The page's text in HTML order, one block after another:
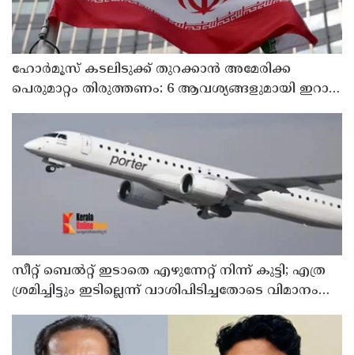
ഹോര്‍മൂസ് കടലിടുക്ക് തുറക്കാന്‍ അമേരിക്ക
പെരുമാറ്റം തിരുത്തണം: 6 ആവശ്യങ്ങളുമായി ഇറാന്‍
സീറ്റ് ബെല്‍റ്റ് ഇടാതെ എഴുന്നേറ്റ് നിന്ന് കുട്ടി; എത്ര
ശ്രമിച്ചിട്ടും ഇടില്ലെന്ന് വാശിപിടിച്ചതോടെ വിമാനം